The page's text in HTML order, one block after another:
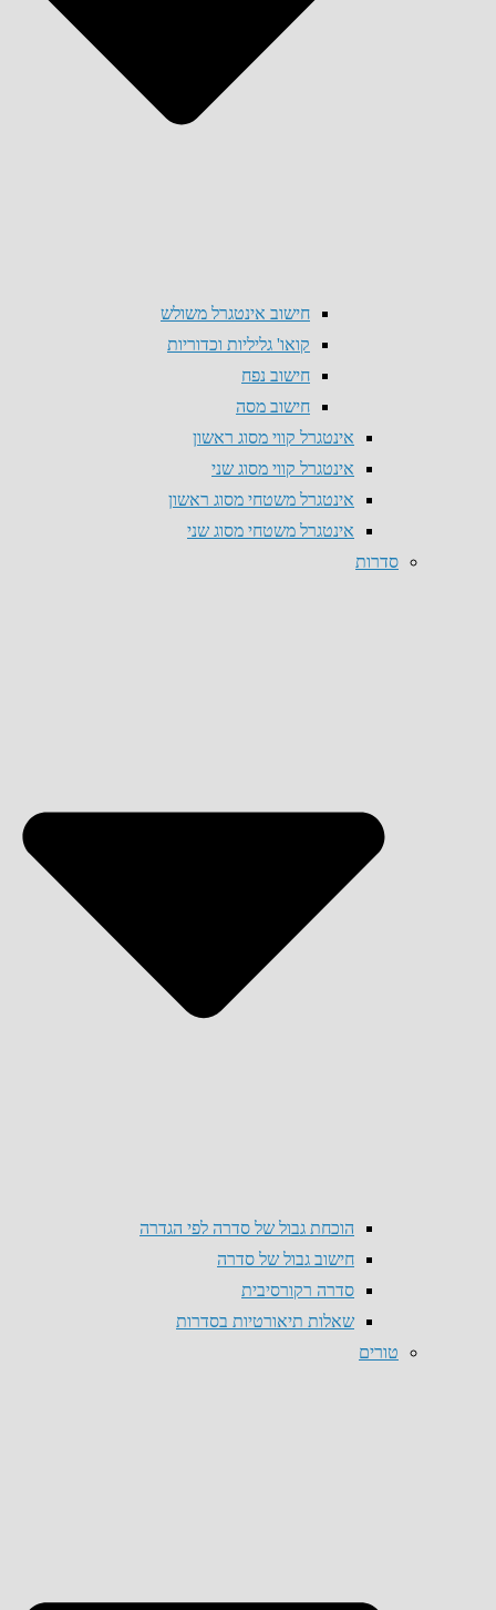
חישוב אינטגרל משולש
קואו' גליליות וכדוריות
חישוב נפח
חישוב מסה
אינטגרל קווי מסוג ראשון
אינטגרל קווי מסוג שני
אינטגרל משטחי מסוג ראשון
אינטגרל משטחי מסוג שני
סדרות
הוכחת גבול של סדרה לפי הגדרה
חישוב גבול של סדרה
סדרה רקורסיבית
שאלות תיאורטיות בסדרות
טורים